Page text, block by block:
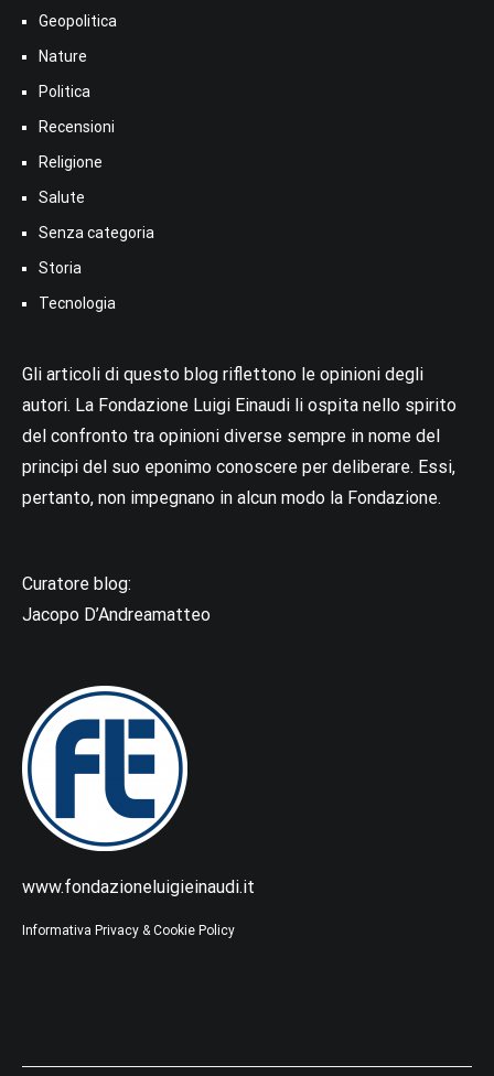
Geopolitica
Nature
Politica
Recensioni
Religione
Salute
Senza categoria
Storia
Tecnologia
Gli articoli di questo blog riflettono le opinioni degli
autori. La Fondazione Luigi Einaudi li ospita nello spirito
del confronto tra opinioni diverse sempre in nome del
principi del suo eponimo conoscere per deliberare. Essi,
pertanto, non impegnano in alcun modo la Fondazione.
Curatore blog:
Jacopo D’Andreamatteo
www.fondazioneluigieinaudi.it
Informativa Privacy & Cookie Policy